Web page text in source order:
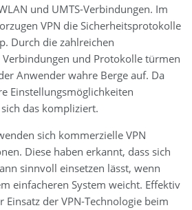
und UMTS-Verbindungen. Im
VPN die Sicherheitsprotokolle
Durch die zahlreichen
Verbindungen und Protokolle türmen
Anwender wahre Berge auf. Da
Einstellungsmöglichkeiten
das kompliziert.
sich kommerzielle VPN
Diese haben erkannt, dass sich
sinnvoll einsetzen lässt, wenn
einfacheren System weicht. Effektiv
der VPN-Technologie beim